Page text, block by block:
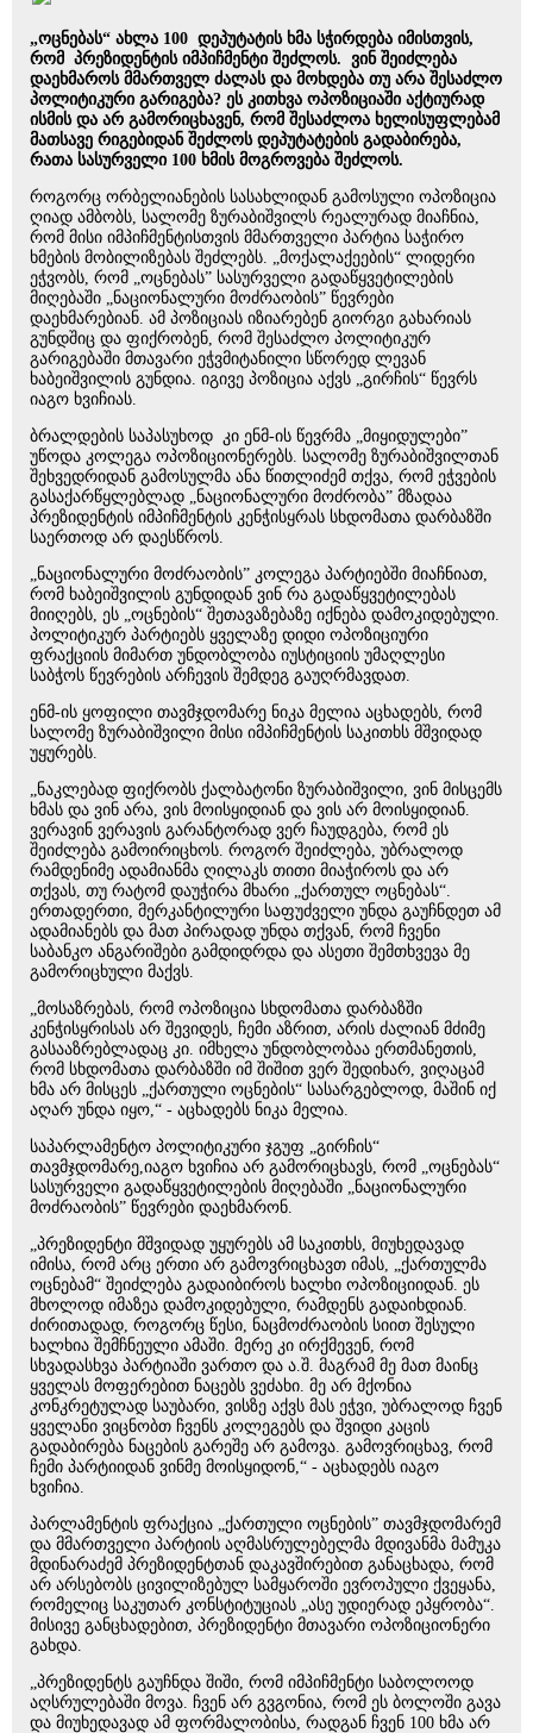
„ოცნებას“ ახლა 100 დეპუტატის ხმა სჭირდება იმისთვის,
რომ პრეზიდენტის იმპიჩმენტი შეძლოს. ვინ შეიძლება
დაეხმაროს მმართველ ძალას და მოხდება თუ არა შესაძლო
პოლიტიკური გარიგება? ეს კითხვა ოპოზიციაში აქტიურად
ისმის და არ გამორიცხავენ, რომ შესაძლოა ხელისუფლებამ
მათსავე რიგებიდან შეძლოს დეპუტატების გადაბირება,
რათა სასურველი 100 ხმის მოგროვება შეძლოს.
როგორც ორბელიანების სასახლიდან გამოსული ოპოზიცია
ღიად ამბობს, სალომე ზურაბიშვილს რეალურად მიაჩნია,
რომ მისი იმპიჩმენტისთვის მმართველი პარტია საჭირო
ხმების მობილიზებას შეძლებს. „მოქალაქეების“ ლიდერი
ეჭვობს, რომ „ოცნებას” სასურველი გადაწყვეტილების
მიღებაში „ნაციონალური მოძრაობის” წევრები
დაეხმარებიან. ამ პოზიციას იზიარებენ გიორგი გახარიას
გუნდშიც და ფიქრობენ, რომ შესაძლო პოლიტიკურ
გარიგებაში მთავარი ეჭვმიტანილი სწორედ ლევან
ხაბეიშვილის გუნდია. იგივე პოზიცია აქვს „გირჩის“ წევრს
იაგო ხვიჩიას.
ბრალდების საპასუხოდ კი ენმ-ის წევრმა „მიყიდულები”
უწოდა კოლეგა ოპოზიციონერებს. სალომე ზურაბიშვილთან
შეხვედრიდან გამოსულმა ანა წითლიძემ თქვა, რომ ეჭვების
გასაქარწყლებლად „ნაციონალური მოძრობა” მზადაა
პრეზიდენტის იმპიჩმენტის კენჭისყრას სხდომათა დარბაზში
საერთოდ არ დაესწროს.
„ნაციონალური მოძრაობის” კოლეგა პარტიებში მიაჩნიათ,
რომ ხაბეიშვილის გუნდიდან ვინ რა გადაწყვეტილებას
მიიღებს, ეს „ოცნების“ შეთავაზებაზე იქნება დამოკიდებული.
პოლიტიკურ პარტიებს ყველაზე დიდი ოპოზიციური
ფრაქციის მიმართ უნდობლობა იუსტიციის უმაღლესი
საბჭოს წევრების არჩევის შემდეგ გაუღრმავდათ.
ენმ-ის ყოფილი თავმჯდომარე ნიკა მელია აცხადებს, რომ
სალომე ზურაბიშვილი მისი იმპიჩმენტის საკითხს მშვიდად
უყურებს.
„ნაკლებად ფიქრობს ქალბატონი ზურაბიშვილი, ვინ მისცემს
ხმას და ვინ არა, ვის მოისყიდიან და ვის არ მოისყიდიან.
ვერავინ ვერავის გარანტორად ვერ ჩაუდგება, რომ ეს
შეიძლება გამოირიცხოს. როგორ შეიძლება, უბრალოდ
რამდენიმე ადამიანმა ღილაკს თითი მიაჭიროს და არ
თქვას, თუ რატომ დაუჭირა მხარი „ქართულ ოცნებას“.
ერთადერთი, მერკანტილური საფუძველი უნდა გაუჩნდეთ ამ
ადამიანებს და მათ პირადად უნდა თქვან, რომ ჩვენი
საბანკო ანგარიშები გამდიდრდა და ასეთი შემთხვევა მე
გამორიცხული მაქვს.
„მოსაზრებას, რომ ოპოზიცია სხდომათა დარბაზში
კენჭისყრისას არ შევიდეს, ჩემი აზრით, არის ძალიან მძიმე
გასააზრებლადაც კი. იმხელა უნდობლობაა ერთმანეთის,
რომ სხდომათა დარბაზში იმ შიშით ვერ შედიხარ, ვიღაცამ
ხმა არ მისცეს „ქართული ოცნების“ სასარგებლოდ, მაშინ იქ
აღარ უნდა იყო,“ - აცხადებს ნიკა მელია.
საპარლამენტო პოლიტიკური ჯგუფ „გირჩის“
თავმჯდომარე,იაგო ხვიჩია არ გამორიცხავს, რომ „ოცნებას“
სასურველი გადაწყვეტილების მიღებაში „ნაციონალური
მოძრაობის” წევრები დაეხმარონ.
„პრეზიდენტი მშვიდად უყურებს ამ საკითხს, მიუხედავად
იმისა, რომ არც ერთი არ გამოვრიცხავთ იმას, „ქართულმა
ოცნებამ“ შეიძლება გადაიბიროს ხალხი ოპოზიციიდან. ეს
მხოლოდ იმაზეა დამოკიდებული, რამდენს გადაიხდიან.
ძირითადად, როგორც წესი, ნაცმოძრაობის სიით შესული
ხალხია შემჩნეული ამაში. მერე კი ირქმევენ, რომ
სხვადასხვა პარტიაში ვართო და ა.შ. მაგრამ მე მათ მაინც
ყველას მოფერებით ნაცებს ვეძახი. მე არ მქონია
კონკრეტულად საუბარი, ვისზე აქვს მას ეჭვი, უბრალოდ ჩვენ
ყველანი ვიცნობთ ჩვენს კოლეგებს და შვიდი კაცის
გადაბირება ნაცების გარეშე არ გამოვა. გამოვრიცხავ, რომ
ჩემი პარტიიდან ვინმე მოისყიდონ,“ - აცხადებს იაგო
ხვიჩია.
პარლამენტის ფრაქცია „ქართული ოცნების” თავმჯდომარემ
და მმართველი პარტიის აღმასრულებელმა მდივანმა მამუკა
მდინარაძემ პრეზიდენტთან დაკავშირებით განაცხადა, რომ
არ არსებობს ცივილიზებულ სამყაროში ევროპული ქვეყანა,
რომელიც საკუთარ კონსტიტუციას „ასე უდიერად ეპყრობა“.
მისივე განცხადებით, პრეზიდენტი მთავარი ოპოზიციონერი
გახდა.
„პრეზიდენტს გაუჩნდა შიში, რომ იმპიჩმენტი საბოლოოდ
აღსრულებაში მოვა. ჩვენ არ გვგონია, რომ ეს ბოლოში გავა
და მიუხედავად ამ ფორმალობისა, რადგან ჩვენ 100 ხმა არ